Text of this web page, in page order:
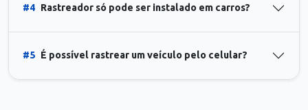
#4 Rastreador só pode ser instalado em carros?
#5 É possível rastrear um veículo pelo celular?